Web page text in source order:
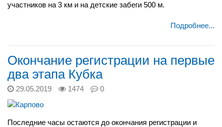
участников на 3 км и на детские забеги 500 м.
Подробнее...
Окончание регистрации на первые
два этапа Кубка
29.05.2019 1474 0
Последние часы остаются до окончания регистрации и